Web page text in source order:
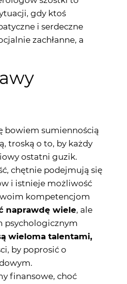
gdy ktoś
i serdeczne
zachłanne, a
bowiem sumiennością
troską o to, by każdy
ostatni guzik.
chętnie podejmują się
i istnieje możliwość
kompetencjom
naprawdę wiele, ale
psychologicznym
wieloma talentami,
by poprosić o
finansowe, choć